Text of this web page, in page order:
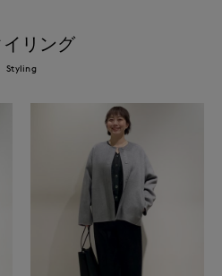
イリング
Styling